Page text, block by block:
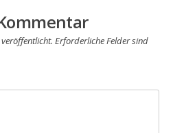
Erforderliche Felder sind